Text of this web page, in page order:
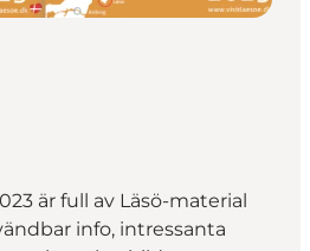
är full av Läsö-material
info, intressanta